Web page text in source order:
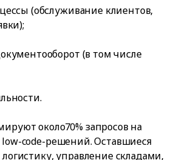
(обслуживание клиентов,
(в том числе
около70% запросов на
code-решений. Оставшиеся
управление складами,